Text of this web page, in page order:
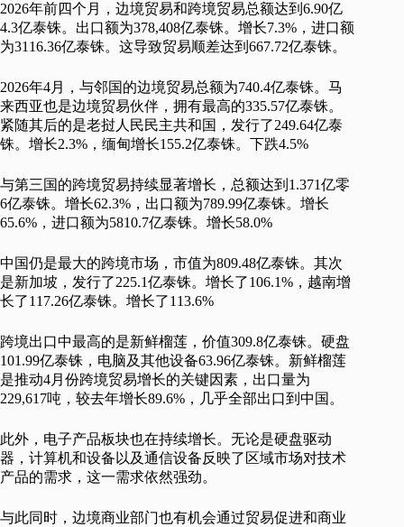
2026年前四个月，边境贸易和跨境贸易总额达到6.90亿
4.3亿泰铢。出口额为378,408亿泰铢。增长7.3%，进口额
为3116.36亿泰铢。这导致贸易顺差达到667.72亿泰铢。
2026年4月，与邻国的边境贸易总额为740.4亿泰铢。马
来西亚也是边境贸易伙伴，拥有最高的335.57亿泰铢。
紧随其后的是老挝人民民主共和国，发行了249.64亿泰
铢。增长2.3%，缅甸增长155.2亿泰铢。下跌4.5%
与第三国的跨境贸易持续显著增长，总额达到1.371亿零
6亿泰铢。增长62.3%，出口额为789.99亿泰铢。增长
65.6%，进口额为5810.7亿泰铢。增长58.0%
中国仍是最大的跨境市场，市值为809.48亿泰铢。其次
是新加坡，发行了225.1亿泰铢。增长了106.1%，越南增
长了117.26亿泰铢。增长了113.6%
跨境出口中最高的是新鲜榴莲，价值309.8亿泰铢。硬盘
101.99亿泰铢，电脑及其他设备63.96亿泰铢。新鲜榴莲
是推动4月份跨境贸易增长的关键因素，出口量为
229,617吨，较去年增长89.6%，几乎全部出口到中国。
此外，电子产品板块也在持续增长。无论是硬盘驱动
器，计算机和设备以及通信设备反映了区域市场对技术
产品的需求，这一需求依然强劲。
与此同时，边境商业部门也有机会通过贸易促进和商业